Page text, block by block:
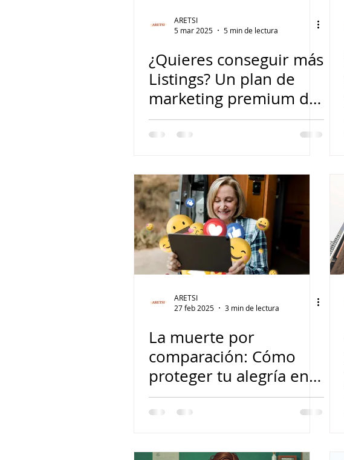
ARETSI
5 mar 2025
5 min de lectura
¿Quieres conseguir más
Listings? Un plan de
marketing premium de
16 puntos
ARETSI
27 feb 2025
3 min de lectura
La muerte por
comparación: Cómo
proteger tu alegría en
las redes sociales